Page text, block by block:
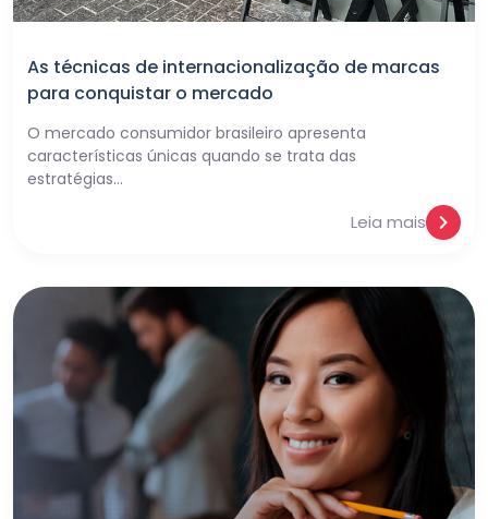
As técnicas de internacionalização de marcas
para conquistar o mercado
O mercado consumidor brasileiro apresenta
características únicas quando se trata das
estratégias…
Leia mais